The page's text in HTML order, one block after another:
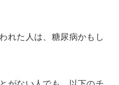
れた人は、糖尿病かもし